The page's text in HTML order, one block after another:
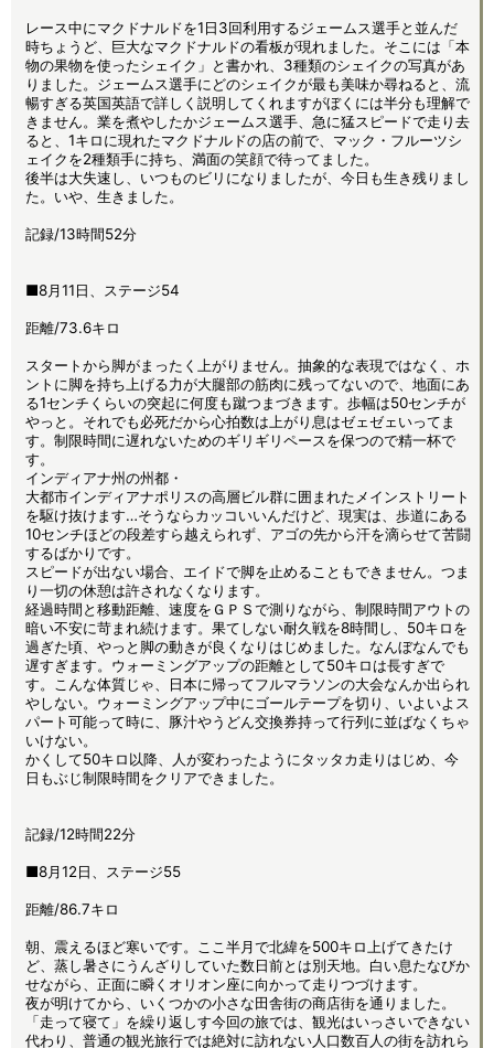
レース中にマクドナルドを1日3回利用するジェームス選手と並んだ
時ちょうど、巨大なマクドナルドの看板が現れました。そこには「本
物の果物を使ったシェイク」と書かれ、3種類のシェイクの写真があ
りました。ジェームス選手にどのシェイクが最も美味か尋ねると、流
暢すぎる英国英語で詳しく説明してくれますがぼくには半分も理解で
きません。業を煮やしたかジェームス選手、急に猛スピードで走り去
ると、1キロに現れたマクドナルドの店の前で、マック・フルーツシ
ェイクを2種類手に持ち、満面の笑顔で待ってました。
後半は大失速し、いつものビリになりましたが、今日も生き残りまし
た。いや、生きました。
記録/13時間52分
■8月11日、ステージ54
距離/73.6キロ
スタートから脚がまったく上がりません。抽象的な表現ではなく、ホ
ントに脚を持ち上げる力が大腿部の筋肉に残ってないので、地面にあ
る1センチくらいの突起に何度も蹴つまづきます。歩幅は50センチが
やっと。それでも必死だから心拍数は上がり息はゼェゼェいってま
す。制限時間に遅れないためのギリギリペースを保つので精一杯で
す。
インディアナ州の州都・
大都市インディアナポリスの高層ビル群に囲まれたメインストリート
を駆け抜けます…そうならカッコいいんだけど、現実は、歩道にある
10センチほどの段差すら越えられず、アゴの先から汗を滴らせて苦闘
するばかりです。
スピードが出ない場合、エイドで脚を止めることもできません。つま
り一切の休憩は許されなくなります。
経過時間と移動距離、速度をＧＰＳで測りながら、制限時間アウトの
暗い不安に苛まれ続けます。果てしない耐久戦を8時間し、50キロを
過ぎた頃、やっと脚の動きが良くなりはじめました。なんぼなんでも
遅すぎます。ウォーミングアップの距離として50キロは長すぎで
す。こんな体質じゃ、日本に帰ってフルマラソンの大会なんか出られ
やしない。ウォーミングアップ中にゴールテープを切り、いよいよス
パート可能って時に、豚汁やうどん交換券持って行列に並ばなくちゃ
いけない。
かくして50キロ以降、人が変わったようにタッタカ走りはじめ、今
日もぶじ制限時間をクリアできました。
記録/12時間22分
■8月12日、ステージ55
距離/86.7キロ
朝、震えるほど寒いです。ここ半月で北緯を500キロ上げてきたけ
ど、蒸し暑さにうんざりしていた数日前とは別天地。白い息たなびか
せながら、正面に瞬くオリオン座に向かって走りつづけます。
夜が明けてから、いくつかの小さな田舎街の商店街を通りました。
「走って寝て」を繰り返しす今回の旅では、観光はいっさいできない
代わり、普通の観光旅行では絶対に訪れない人口数百人の街を訪れら